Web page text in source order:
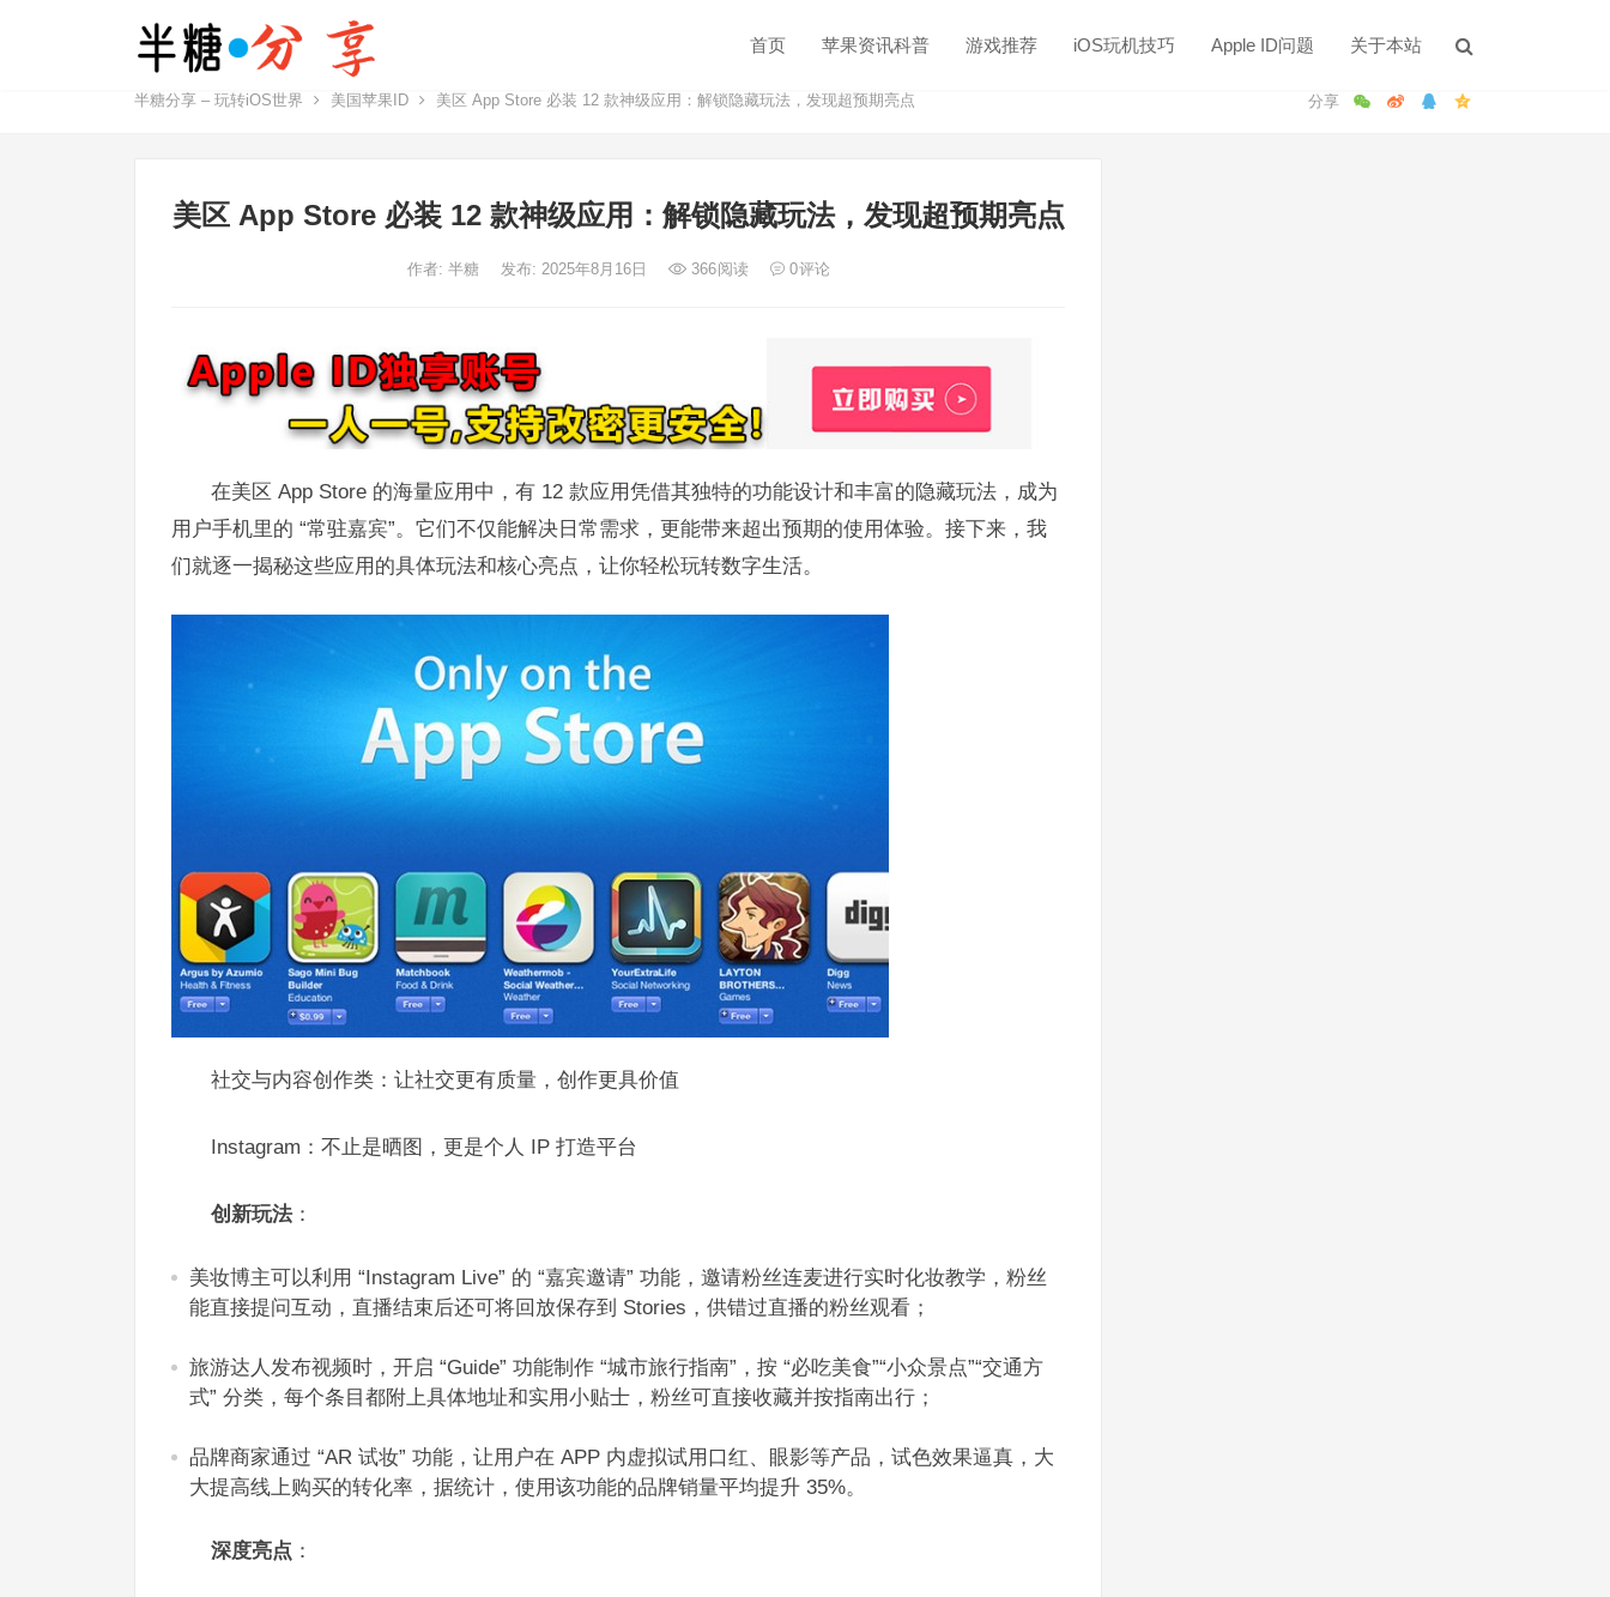
首页 苹果资讯科普 游戏推荐 iOS玩机技巧 Apple ID问题 关于本站
半糖分享 – 玩转iOS世界 美国苹果ID 美区 App Store 必装 12 款神级应用：解锁隐藏玩法，发现超预期亮点
美区 App Store 必装 12 款神级应用：解锁隐藏玩法，发现超预期亮点
作者: 半糖 发布: 2025年8月16日 366阅读 0评论
在美区 App Store 的海量应用中，有 12 款应用凭借其独特的功能设计和丰富的隐藏玩法，成为
用户手机里的 “常驻嘉宾”。它们不仅能解决日常需求，更能带来超出预期的使用体验。接下来，我
们就逐一揭秘这些应用的具体玩法和核心亮点，让你轻松玩转数字生活。​
社交与内容创作类：让社交更有质量，创作更具价值​
Instagram：不止是晒图，更是个人 IP 打造平台​
创新玩法 ：​
美妆博主可以利用 “Instagram Live” 的 “嘉宾邀请” 功能，邀请粉丝连麦进行实时化妆教学，粉丝
能直接提问互动，直播结束后还可将回放保存到 Stories，供错过直播的粉丝观看；​
旅游达人发布视频时，开启 “Guide” 功能制作 “城市旅行指南”，按 “必吃美食”“小众景点”“交通方
式” 分类，每个条目都附上具体地址和实用小贴士，粉丝可直接收藏并按指南出行；​
品牌商家通过 “AR 试妆” 功能，让用户在 APP 内虚拟试用口红、眼影等产品，试色效果逼真，大
大提高线上购买的转化率，据统计，使用该功能的品牌销量平均提升 35%。​
深度亮点 ：​